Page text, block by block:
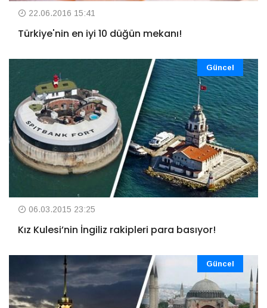
22.06.2016 15:41
Türkiye'nin en iyi 10 düğün mekanı!
Güncel
06.03.2015 23:25
Kız Kulesi’nin İngiliz rakipleri para basıyor!
Güncel